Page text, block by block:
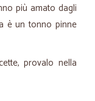
più amato dagli
è un tonno pinne
provalo nella